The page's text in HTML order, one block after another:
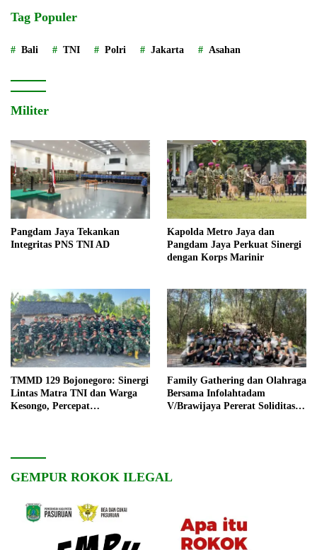
Tag Populer
Bali TNI Polri Jakarta Asahan
Militer
Pangdam Jaya Tekankan
Integritas PNS TNI AD
Kapolda Metro Jaya dan
Pangdam Jaya Perkuat Sinergi
dengan Korps Marinir
TMMD 129 Bojonegoro: Sinergi
Lintas Matra TNI dan Warga
Kesongo, Percepat
Family Gathering dan Olahraga
Bersama Infolahtadam
V/Brawijaya Pererat Soliditas
GEMPUR ROKOK ILEGAL